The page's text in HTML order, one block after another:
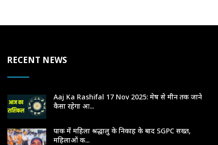
RECENT NEWS
Aaj Ka Rashifal 17 Nov 2025: मेष से मीन तक जाने
कैसा रहेगा आ...
पाक में महिला श्रद्धालु के निकाह के बाद SGPC सख्त,
महिलाओं क...